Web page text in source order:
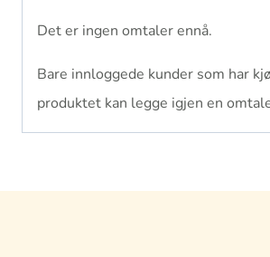
Det er ingen omtaler ennå.
Bare innloggede kunder som har
produktet kan legge igjen en